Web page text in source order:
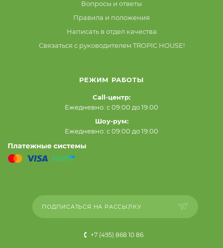
Вопросы и ответы
Правила и положения
Написать в отдел качества
Связаться с руководителем TROPIC HOUSE!
РЕЖИМ РАБОТЫ
Call-центр:
Ежедневно: с 09:00 до 19:00
Шоу-рум:
Ежедневно: с 09:00 до 19:00
ПОДПИСАТЬСЯ НА РАССЫЛКУ
+7 (495) 868 10 86